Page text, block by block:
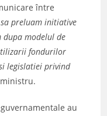
între
sa preluam initiative
dupa modelul de
fondurilor
legislatiei privind
au